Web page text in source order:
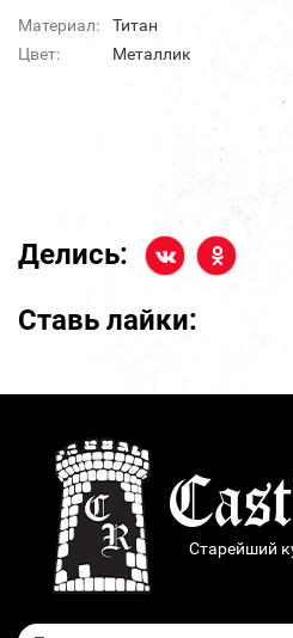
Материал:
Титан
Цвет:
Металлик
Делись:
Ставь лайки:
Старейший